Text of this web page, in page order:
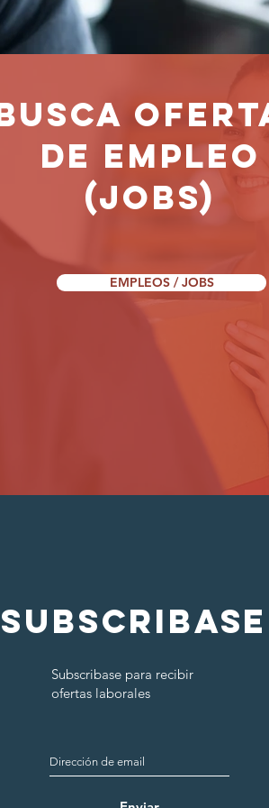
de EMPLEO
(jobs)
EMPLEOS / JOBS
SUBSCRIbase
Subscribase para recibir
ofertas laborales